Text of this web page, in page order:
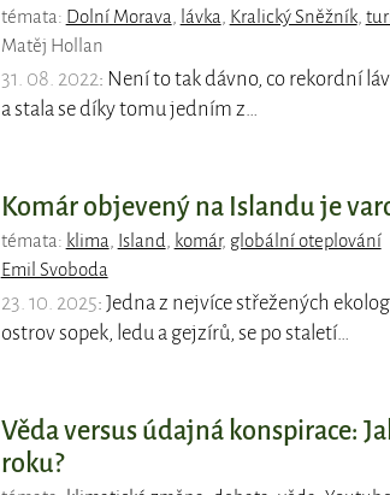
témata: Dolní Morava lávka Kralický Sněžník,
Matěj Hollan
31. 08. 2022: Není to tak dávno, co rekordní
a stala se díky tomu jedním z…
Komár objevený na Islandu je
témata: klima Island komár, globální oteplování
Emil Svoboda
23. 10. 2025: Jedna z nejvíce střežených
ostrov sopek, ledu a gejzírů, se po staletí…
Věda versus údajná konspirace:
roku?